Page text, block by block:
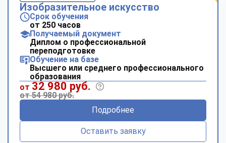
Изобразительное искусство
Срок обучения
от 250 часов
Получаемый документ
Диплом о профессиональной
переподготовке
Обучение на базе
Высшего или среднего профессионального
образования
от 32 980 руб.
от 54 980 руб.
Подробнее
Оставить заявку